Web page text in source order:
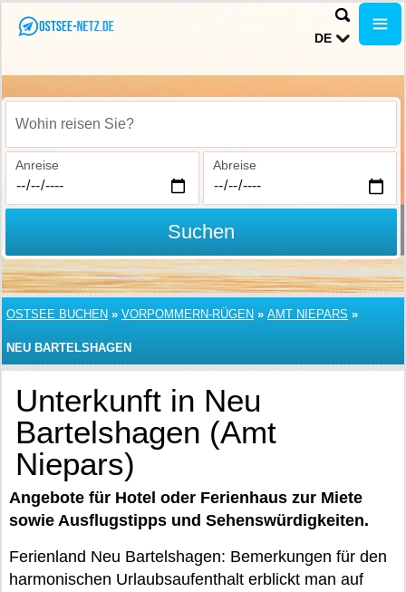
DE
Wohin reisen Sie?
Anreise Abreise
Suchen
OSTSEE BUCHEN » VORPOMMERN-RÜGEN » AMT NIEPARS »
NEU BARTELSHAGEN
Unterkunft in Neu
Bartelshagen (Amt
Niepars)
Angebote für Hotel oder Ferienhaus zur Miete
sowie Ausflugstipps und Sehenswürdigkeiten.
Ferienland Neu Bartelshagen: Bemerkungen für den
harmonischen Urlaubsaufenthalt erblickt man auf